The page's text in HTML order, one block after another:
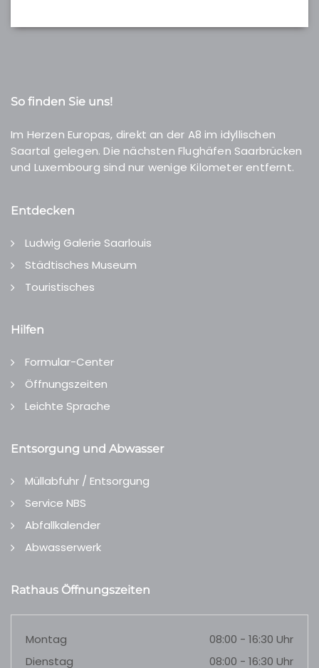
So finden Sie uns!
Im Herzen Europas, direkt an der A8 im idyllischen
Saartal gelegen. Die nächsten Flughäfen Saarbrücken
und Luxembourg sind nur wenige Kilometer entfernt.
Entdecken
Ludwig Galerie Saarlouis
Städtisches Museum
Touristisches
Hilfen
Formular-Center
Öffnungszeiten
Leichte Sprache
Entsorgung und Abwasser
Müllabfuhr / Entsorgung
Service NBS
Abfallkalender
Abwasserwerk
Rathaus Öffnungszeiten
Montag
08:00 - 16:30 Uhr
Dienstag
08:00 - 16:30 Uhr